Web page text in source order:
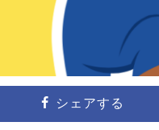
シェアする